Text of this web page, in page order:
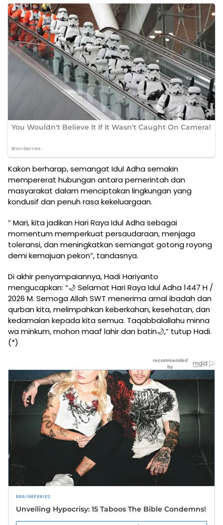
Kakon berharap, semangat Idul Adha semakin
mempererat hubungan antara pemerintah dan
masyarakat dalam menciptakan lingkungan yang
kondusif dan penuh rasa kekeluargaan.
” Mari, kita jadikan Hari Raya Idul Adha sebagai
momentum memperkuat persaudaraan, menjaga
toleransi, dan meningkatkan semangat gotong royong
demi kemajuan pekon”, tandasnya.
Di akhir penyampaiannya, Hadi Hariyanto
mengucapkan: “🌙 Selamat Hari Raya Idul Adha 1447 H /
2026 M. Semoga Allah SWT menerima amal ibadah dan
qurban kita, melimpahkan keberkahan, kesehatan, dan
kedamaian kepada kita semua. Taqabbalallahu minna
wa minkum, mohon maaf lahir dan batin🌙,” tutup Hadi.
(*)